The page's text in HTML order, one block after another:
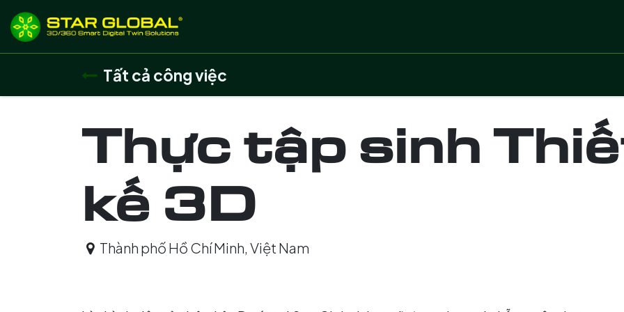
Tất cả công việc
Thực tập sinh
kế 3D
Thành phố Hồ Chí Minh, Việt Nam